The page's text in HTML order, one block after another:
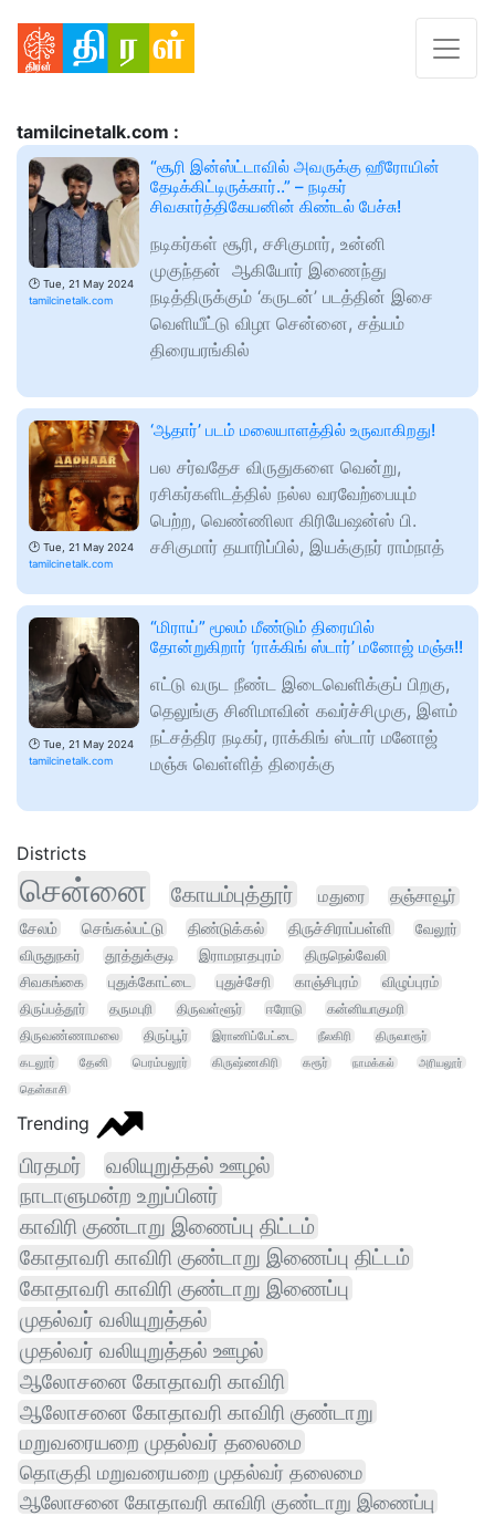
tamilcinetalk.com :
🕑 Tue, 21 May 2024
tamilcinetalk.com
“சூரி இன்ஸ்ட்டாவில் அவருக்கு ஹீரோயின்
தேடிக்கிட்டிருக்கார்..” – நடிகர்
சிவகார்த்திகேயனின் கிண்டல் பேச்சு!
நடிகர்கள் சூரி, சசிகுமார், உன்னி
முகுந்தன் ஆகியோர் இணைந்து
நடித்திருக்கும் ‘கருடன்’ படத்தின் இசை
வெளியீட்டு விழா சென்னை, சத்யம்
திரையரங்கில்
🕑 Tue, 21 May 2024
tamilcinetalk.com
‘ஆதார்’ படம் மலையாளத்தில் உருவாகிறது!
பல சர்வதேச விருதுகளை வென்று,
ரசிகர்களிடத்தில் நல்ல வரவேற்பையும்
பெற்ற, வெண்ணிலா கிரியேஷன்ஸ் பி.
சசிகுமார் தயாரிப்பில், இயக்குநர் ராம்நாத்
🕑 Tue, 21 May 2024
tamilcinetalk.com
“மிராய்” மூலம் மீண்டும் திரையில்
தோன்றுகிறார் ‘ராக்கிங் ஸ்டார்’ மனோஜ் மஞ்சு!!
எட்டு வருட நீண்ட இடைவெளிக்குப் பிறகு,
தெலுங்கு சினிமாவின் கவர்ச்சிமுகு, இளம்
நட்சத்திர நடிகர், ராக்கிங் ஸ்டார் மனோஜ்
மஞ்சு வெள்ளித் திரைக்கு
Districts
சென்னை கோயம்புத்தூர் மதுரை தஞ்சாவூர்
சேலம் செங்கல்பட்டு திண்டுக்கல் திருச்சிராப்பள்ளி
வேலூர்
விருதுநகர்
தூத்துக்குடி இராமநாதபுரம் திருநெல்வேலி
சிவகங்கை புதுக்கோட்டை புதுச்சேரி காஞ்சிபுரம்
விழுப்புரம்
திருப்பத்தூர்
தருமபுரி திருவள்ளூர் ஈரோடு
கன்னியாகுமரி
திருவண்ணாமலை
திருப்பூர் இராணிப்பேட்டை நீலகிரி
திருவாரூர்
கடலூர்
தேனி பெரம்பலூர் கிருஷ்ணகிரி கரூர் நாமக்கல்
அரியலூர்
தென்காசி
Trending
பிரதமர் வலியுறுத்தல் ஊழல்
நாடாளுமன்ற உறுப்பினர்
காவிரி குண்டாறு இணைப்பு திட்டம்
கோதாவரி காவிரி குண்டாறு இணைப்பு திட்டம்
கோதாவரி காவிரி குண்டாறு இணைப்பு
முதல்வர் வலியுறுத்தல்
முதல்வர் வலியுறுத்தல் ஊழல்
ஆலோசனை கோதாவரி காவிரி
ஆலோசனை கோதாவரி காவிரி குண்டாறு
மறுவரையறை முதல்வர் தலைமை
தொகுதி மறுவரையறை முதல்வர் தலைமை
ஆலோசனை கோதாவரி காவிரி குண்டாறு இணைப்பு